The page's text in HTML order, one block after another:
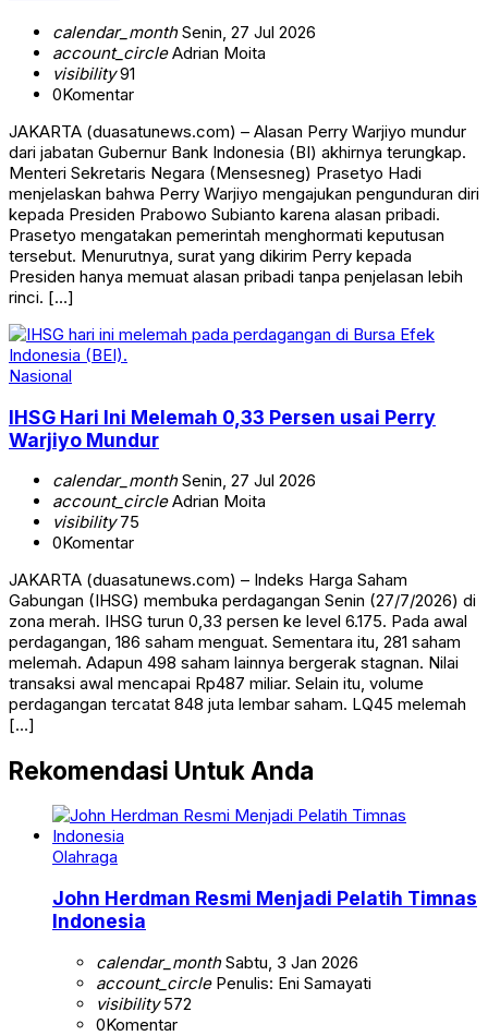
calendar_monthSenin, 27 Jul 2026
account_circleAdrian Moita
visibility91
0Komentar
JAKARTA (duasatunews.com) – Alasan Perry Warjiyo mundur
dari jabatan Gubernur Bank Indonesia (BI) akhirnya terungkap.
Menteri Sekretaris Negara (Mensesneg) Prasetyo Hadi
menjelaskan bahwa Perry Warjiyo mengajukan pengunduran diri
kepada Presiden Prabowo Subianto karena alasan pribadi.
Prasetyo mengatakan pemerintah menghormati keputusan
tersebut. Menurutnya, surat yang dikirim Perry kepada
Presiden hanya memuat alasan pribadi tanpa penjelasan lebih
rinci. […]
Nasional
IHSG Hari Ini Melemah 0,33 Persen usai Perry
Warjiyo Mundur
calendar_monthSenin, 27 Jul 2026
account_circleAdrian Moita
visibility75
0Komentar
JAKARTA (duasatunews.com) – Indeks Harga Saham
Gabungan (IHSG) membuka perdagangan Senin (27/7/2026) di
zona merah. IHSG turun 0,33 persen ke level 6.175. Pada awal
perdagangan, 186 saham menguat. Sementara itu, 281 saham
melemah. Adapun 498 saham lainnya bergerak stagnan. Nilai
transaksi awal mencapai Rp487 miliar. Selain itu, volume
perdagangan tercatat 848 juta lembar saham. LQ45 melemah
[…]
Rekomendasi Untuk Anda
Olahraga
John Herdman Resmi Menjadi Pelatih Timnas
Indonesia
calendar_monthSabtu, 3 Jan 2026
account_circlePenulis: Eni Samayati
visibility572
0Komentar